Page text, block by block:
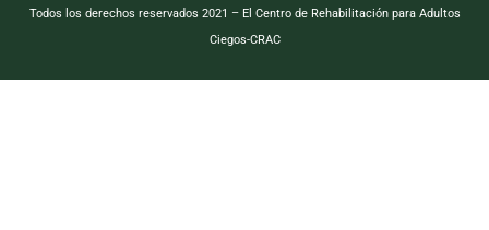
Todos los derechos reservados 2021 – El Centro de Rehabilitación para Adultos
Ciegos-CRAC